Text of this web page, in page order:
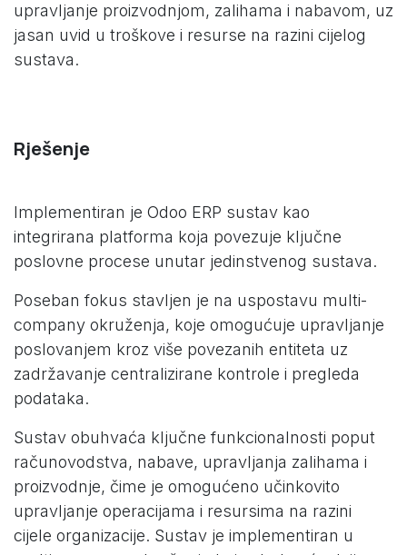
upravljanje proizvodnjom, zalihama i nabavom, uz
jasan uvid u troškove i resurse na razini cijelog
sustava.
Rješenje
Implementiran je Odoo ERP sustav kao
integrirana platforma koja povezuje ključne
poslovne procese unutar jedinstvenog sustava.
Poseban fokus stavljen je na uspostavu multi-
company okruženja, koje omogućuje upravljanje
poslovanjem kroz više povezanih entiteta uz
zadržavanje centralizirane kontrole i pregleda
podataka.
Sustav obuhvaća ključne funkcionalnosti poput
računovodstva, nabave, upravljanja zalihama i
proizvodnje, čime je omogućeno učinkovito
upravljanje operacijama i resursima na razini
cijele organizacije. Sustav je implementiran u